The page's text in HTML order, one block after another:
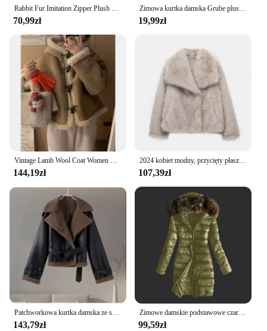
Rabbit Fur Imitation Zipper Plush Warm Pink Jacket Long Sleeve Short Coat Winter Women Top Casual New In Outwear Clothes Simple
70,99zł
Zimowa kurtka damska Grube pluszowe sztuczne futro królika Średniej długości płaszcz z kapturem Długie rękawy Wiatroszczelny zamek błyskawiczny Płaszcz kardigan
19,99zł
Vintage Lamb Wool Coat Women Cropped Hooded Faux Fur Jacket Fall Winter Korean Long Sleeve Horn Button Warm Short Outerwear New
144,19zł
2024 kobiet modny, przycięty płaszcz z kurtka ze sztucznego futra z długim rękawem z przodu damska odzież wierzchnia elegancka z kołnierzykiem z klapami gruba powłoka
107,39zł
143,79zł
Zimowe damskie podstawowe czarne ubrania z kapturem i bawełnianą podszewką z kołnierzem ze sztucznego futra Ciepłe pikowane kurtki Wodoodporna odzież wierzchnia ze skóry PU
99,59zł